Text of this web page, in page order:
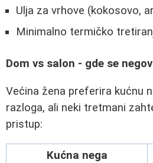
Ulja za vrhove (kokosovo,
Minimalno termičko
Dom vs salon - gde se
Većina žena preferira kućnu
razloga, ali neki tretmani
pristup:
Kućna nega